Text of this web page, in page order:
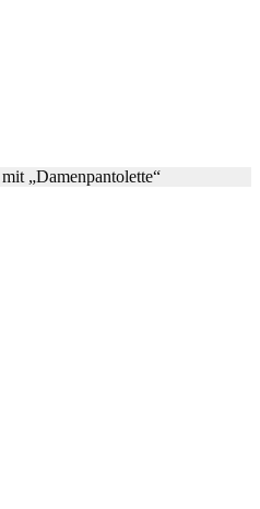
„Damenpantolette“